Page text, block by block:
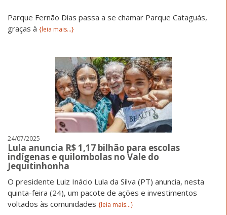
Parque Fernão Dias passa a se chamar Parque Cataguás,
graças à {leia mais...}
24/07/2025
Lula anuncia R$ 1,17 bilhão para escolas
indígenas e quilombolas no Vale do
Jequitinhonha
O presidente Luiz Inácio Lula da Silva (PT) anuncia, nesta
quinta-feira (24), um pacote de ações e investimentos
voltados às comunidades {leia mais...}